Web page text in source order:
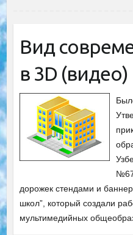
Вид
в 3D (видео)
№67
дорожек стендами и
школ”, который создали
мультимедийных